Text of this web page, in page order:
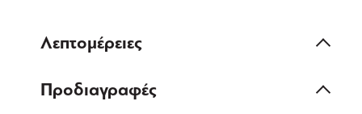
Λεπτομέρειες
Προδιαγραφές